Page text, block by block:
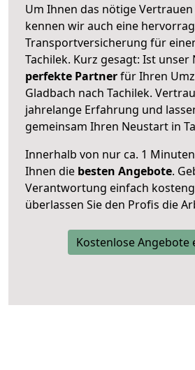
Um Ihnen das nötige Vertrauen
kennen wir auch eine
Transportversicherung für
Tachilek. Kurz gesagt: Ist unser
perfekte Partnerfür Ihren
Gladbach nach Tachilek.
jahrelange Erfahrung und
gemeinsam Ihren Neustart in
Innerhalb von nur ca. 1
Ihnen die besten Angebote.
Verantwortung einfach
überlassen Sie den Profis die
Kostenlose Angebote